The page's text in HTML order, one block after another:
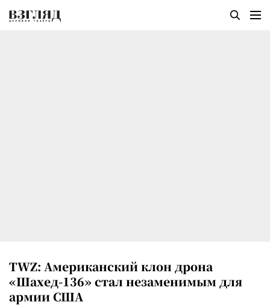
TWZ: Американский клон дрона
«Шахед-136» стал незаменимым для
армии США